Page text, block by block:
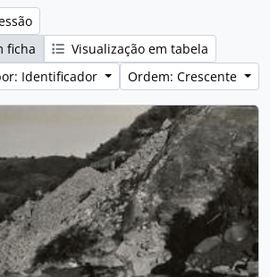
ficha
Visualização em tabela
Identificador
Ordem: Crescente